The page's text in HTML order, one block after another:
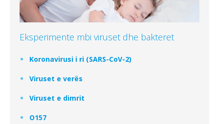
Eksperimente mbi viruset dhe bakteret
Koronavirusi i ri (SARS-CoV-2)
Viruset e verës
Viruset e dimrit
O157